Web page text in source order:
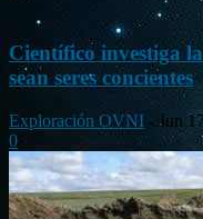
Científico investiga
sean seres concientes
Exploración OVNI - Jun
0